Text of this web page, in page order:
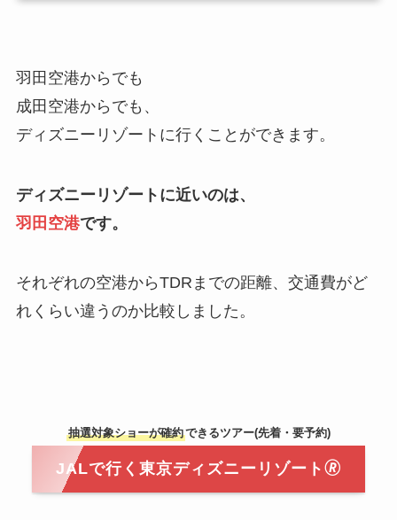
羽田空港からでも
成田空港からでも、
ディズニーリゾートに行くことができます。
ディズニーリゾートに近いのは、
羽田空港です。
それぞれの空港からTDRまでの距離、交通費がど
れくらい違うのか比較しました。
抽選対象ショーが確約できるツアー(先着・要予約)
JALで行く東京ディズニーリゾート🄬